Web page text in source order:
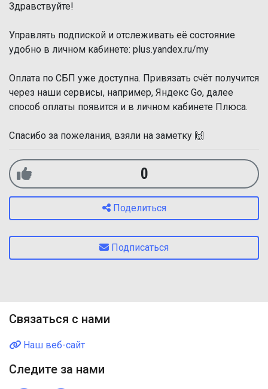
Здравствуйте!
Управлять подпиской и отслеживать её состояние
удобно в личном кабинете: plus.yandex.ru/my
Оплата по СБП уже доступна. Привязать счёт получится
через наши сервисы, например, Яндекс Go, далее
способ оплаты появится и в личном кабинете Плюса.
Спасибо за пожелания, взяли на заметку 🙌
0
Поделиться
Подписаться
Связаться с нами
Наш веб-сайт
Следите за нами